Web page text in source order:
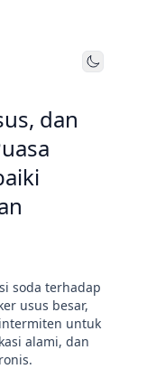
Toggle
dan
soda terhadap
usus besar,
untuk
alami, dan